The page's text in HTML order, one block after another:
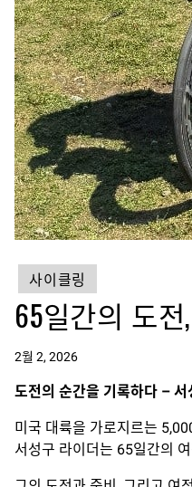
사이클링
65일간의 도
2월 2, 2026
도전의 순간을 기록하다 –
미국 대륙을 가로지르는
서성구 라이더는 65일간의